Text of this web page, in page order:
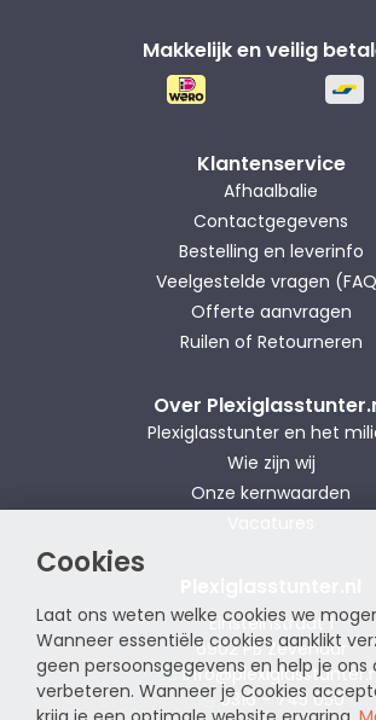
Cookies
Laat ons weten welke cookies we
Wanneer essentiële cookies aanklikt
geen persoonsgegevens en help je ons
verbeteren. Wanneer je Cookies
Makkelijk en veilig
Klantenservice
Afhaalbalie
Contactgegevens
Bestelling en leverinfo
Veelgestelde vragen
Offerte aanvragen
Ruilen of Retourneren
Over
Plexiglasstunter en het
Wie zijn wij
Onze kernwaarden
Einsteinstraat 1
6902 PB Zevenaar
0316 - 745 050